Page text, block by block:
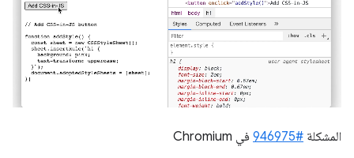
المشكلة #946975 في Chromium